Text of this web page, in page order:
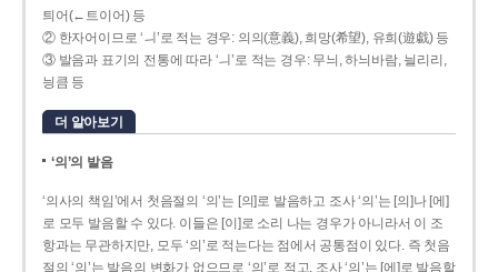
틔어(←트이어) 등
② 한자어이므로 ‘ㅢ’로 적는 경우: 의의(意義), 희망(希望), 유희(遊戱) 등
③ 발음과 표기의 전통에 따라 ‘ㅢ’로 적는 경우: 무늬, 하늬바람, 늴리리,
닁큼 등
더 알아보기
‘의’의 발음
‘의사의 책임’에서 첫음절의 ‘의’는 [의]로 발음하고 조사 ‘의’는 [의]나 [에]
로 모두 발음할 수 있다. 이들은 [이]로 소리 나는 경우가 아니라서 이 조
항과는 무관하지만, 모두 ‘의’로 적는다는 점에서 공통점이 있다. 즉 첫음
절의 ‘의’는 발음의 변화가 없으므로 ‘의’로 적고, 조사 ‘의’는 [에]로 발음할